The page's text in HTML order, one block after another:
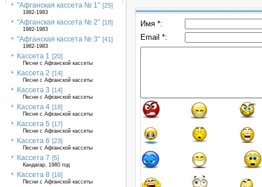
"Афганская кассета № 1" [25]
1982-1983
"Афганская кассета № 2" [18]
1982-1983
"Афганская кассета № 3" [41]
1982-1983
Кассета 1 [20]
Песни с Афганской кассеты
Кассета 2 [14]
Песни с Афганской кассеты
Кассета 3 [14]
Песни с Афганской кассеты
Кассета 4 [18]
Песня с Афганской кассеты
Кассета 5 [17]
Песни с Афганской кассеты
Кассета 6 [23]
Песни с Афганской кассеты
Кассета 7 [5]
Кандагар, 1980 год
Кассета 8 [16]
Песни с Афганской кассеты
Имя *:
Email *: